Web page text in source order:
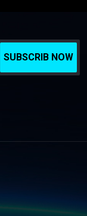
SUBSCRIB NOW